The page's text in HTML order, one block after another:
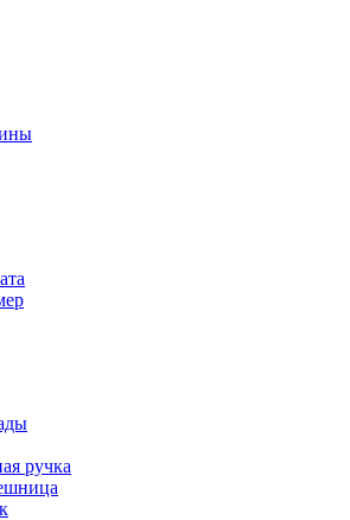
ручка